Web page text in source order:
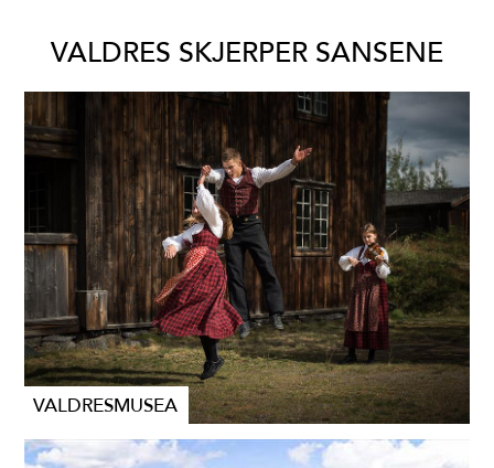
VALDRES SKJERPER SANSENE
VALDRESMUSEA